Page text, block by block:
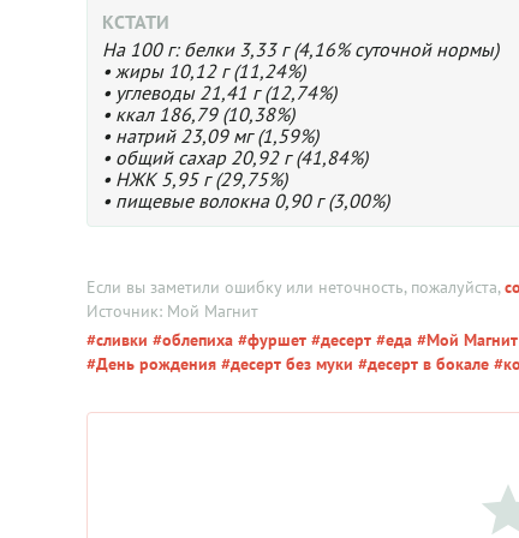
КСТАТИ
На 100 г: белки 3,33 г (4,16% суточной нормы)
• жиры 10,12 г (11,24%)
• углеводы 21,41 г (12,74%)
• ккал 186,79 (10,38%)
• натрий 23,09 мг (1,59%)
• общий сахар 20,92 г (41,84%)
• НЖК 5,95 г (29,75%)
• пищевые волокна 0,90 г (3,00%)
Если вы заметили ошибку или неточность, пожалуйста,
Источник: Мой Магнит
#сливки #облепиха #фуршет #десерт #еда #Мой Магнит
#День рождения #десерт без муки #десерт в бокале